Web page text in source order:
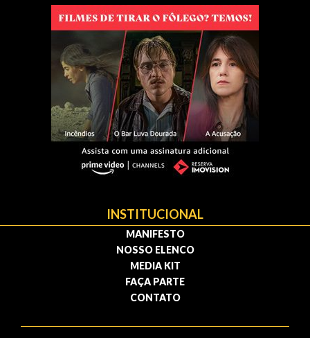
INSTITUCIONAL
MANIFESTO
NOSSO ELENCO
MEDIA KIT
FAÇA PARTE
CONTATO